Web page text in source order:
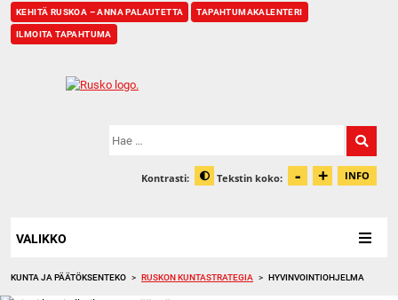
KEHITÄ RUSKOA – ANNA PALAUTETTA TAPAHTUMAKALENTERI
ILMOITA TAPAHTUMA
Hae:
Kontrasti: Muuta kontrastia
Tekstin koko: - + INFO
VALIKKO
KUNTA JA PÄÄTÖKSENTEKO > RUSKON KUNTASTRATEGIA > HYVINVOINTIOHJELMA